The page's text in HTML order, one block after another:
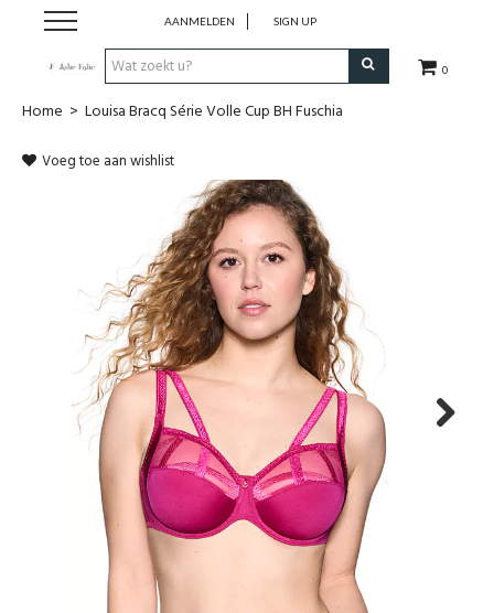
0
AANMELDEN SIGN UP
Home
Kinderen
Lingerie
Badmode
Nachtmode
Ondergoed
Home > Louisa Bracq Série Volle Cup BH Fuschia
Voeg toe aan wishlist